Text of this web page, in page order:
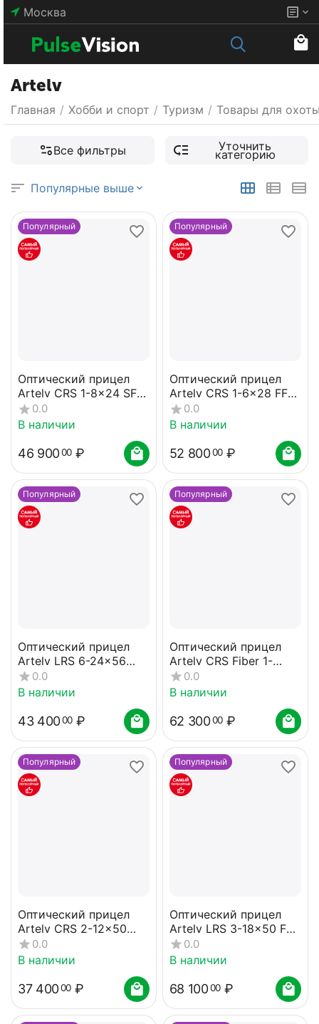
Москва
Artelv
Главная / Хобби и спорт / Туризм / Товары для
Все фильтры Уточнить
категорию
Популярные выше
Популярный
Оптический прицел
Artelv CRS 1-8x24 SFP
30мм
0.0
В наличии
46 90000 ₽
Популярный
Оптический прицел
Artelv CRS 1-6x28 FFP
34мм
0.0
В наличии
52 80000 ₽
Популярный
Оптический прицел
Artelv LRS 6-24x56
FFP 30мм
0.0
В наличии
43 40000 ₽
Популярный
Оптический прицел
Artelv CRS Fiber 1-
10x28 SFP 34мм
0.0
В наличии
62 30000 ₽
Популярный
Оптический прицел
Artelv CRS 2-12x50
SFP 30мм
0.0
В наличии
37 40000 ₽
Популярный
Оптический прицел
Artelv LRS 3-18x50 FFP
34мм
0.0
В наличии
68 10000 ₽